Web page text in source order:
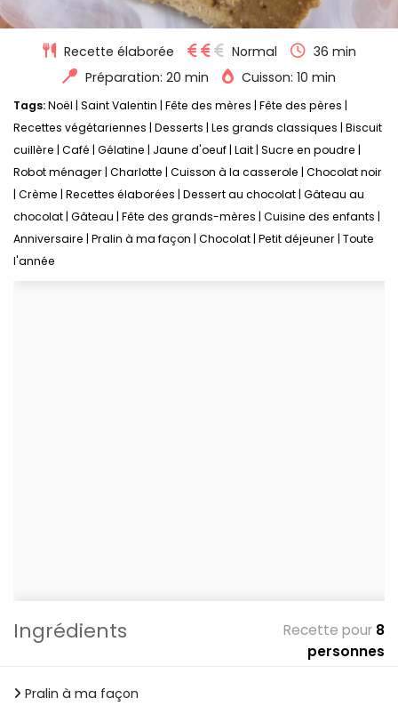
Recette élaborée Normal
36 min
Préparation: 20 min
Cuisson: 10 min
Tags:Noël Saint Valentin Fête des mères Fête des pères
Recettes végétariennes Desserts Les grands classiques Biscuit
cuillère Café Gélatine Jaune d'oeuf Lait Sucre en poudre
Robot ménager Charlotte Cuisson à la casserole Chocolat noir
Crème Recettes élaborées Dessert au chocolat Gâteau au
chocolat Gâteau Fête des grands-mères Cuisine des enfants
Anniversaire Pralin à ma façon Chocolat Petit déjeuner Toute
l'année
Ingrédients Recette pour 8
personnes
Pralin à ma façon